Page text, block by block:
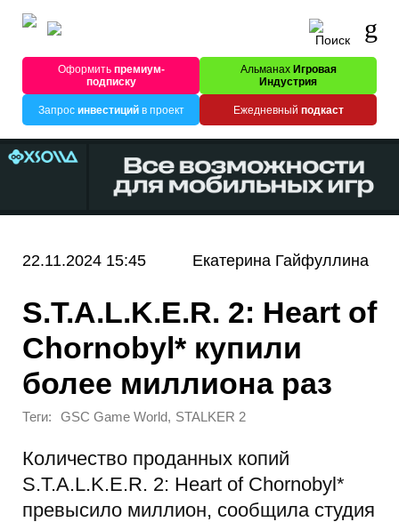
Оформитьпремиум-
подписку
Альманах Игровая
Индустрия
Запрос инвестицийв проект Ежедневный подкаст
22.11.2024 15:45 Екатерина Гайфуллина
S.T.A.L.K.E.R. 2: Heart of
Chornobyl* купили
более миллиона раз
Теги: GSC Game World, STALKER 2
Количество проданных копий
S.T.A.L.K.E.R. 2: Heart of Chornobyl*
превысило миллион, сообщила студия